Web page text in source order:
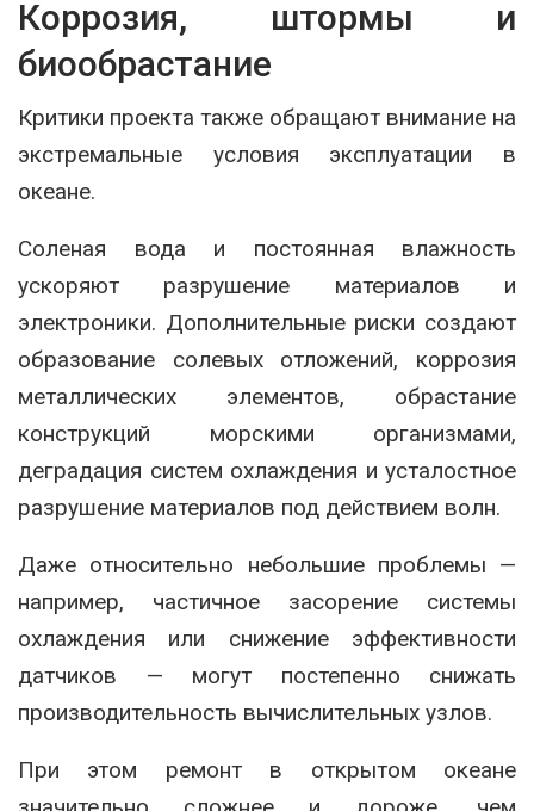
Коррозия, штормы и
биообрастание
Критики проекта также обращают внимание на
экстремальные условия эксплуатации в
океане.
Соленая вода и постоянная влажность
ускоряют разрушение материалов и
электроники. Дополнительные риски создают
образование солевых отложений, коррозия
металлических элементов, обрастание
конструкций морскими организмами,
деградация систем охлаждения и усталостное
разрушение материалов под действием волн.
Даже относительно небольшие проблемы —
например, частичное засорение системы
охлаждения или снижение эффективности
датчиков — могут постепенно снижать
производительность вычислительных узлов.
При этом ремонт в открытом океане